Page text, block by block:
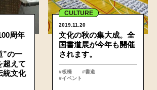
周年
の一
えて
統文化
CULTURE
2019.11.20
文化の秋の集大成。全
国書道展が今年も開催
されます。
#板橋
#書道
#イベント